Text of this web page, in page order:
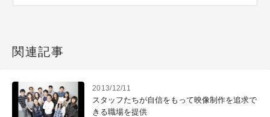
関連記事
2013/12/11
スタッフたちが自信をもって映像制作を追求で
きる職場を提供